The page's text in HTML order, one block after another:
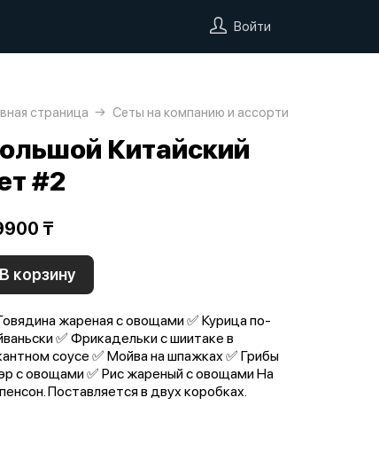
Войти
страница Сеты на компанию и ассорти
Китайский
#2
₸
В корзину
жареная с овощами ✅ Курица по-
✅ Фрикадельки с шиитаке в
соусе ✅ Мойва на шпажках ✅ Грибы
с овощами ✅ Рис жареный с овощами На
Поставляется в двух коробках.